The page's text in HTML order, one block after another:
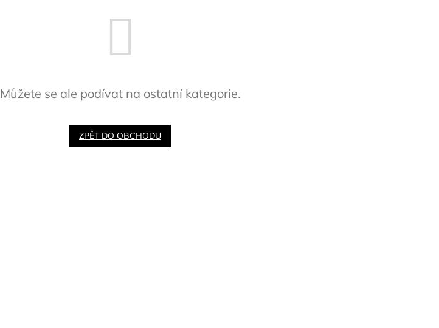
Můžete se ale podívat na ostatní kategorie.
ZPĚT DO OBCHODU